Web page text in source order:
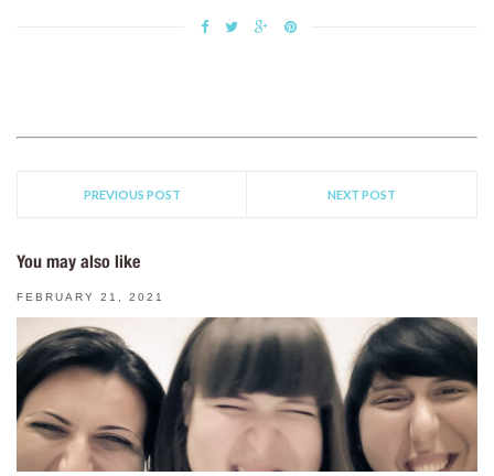
PREVIOUS POST NEXT POST
You may also like
FEBRUARY 21, 2021